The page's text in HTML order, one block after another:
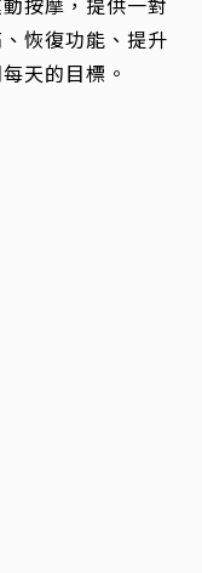
恢復功能、提升
天的目標。